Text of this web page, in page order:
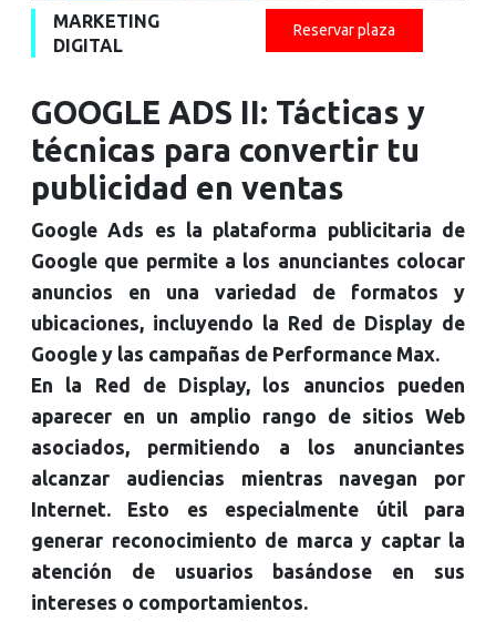
MARKETING
DIGITAL
Reservar plaza
GOOGLE ADS II: Tácticas y
técnicas para convertir tu
publicidad en ventas
Google Ads es la plataforma publicitaria de
Google que permite a los anunciantes colocar
anuncios en una variedad de formatos y
ubicaciones, incluyendo la Red de Display de
Google y las campañas de Performance Max.
En la Red de Display, los anuncios pueden
aparecer en un amplio rango de sitios Web
asociados, permitiendo a los anunciantes
alcanzar audiencias mientras navegan por
Internet. Esto es especialmente útil para
generar reconocimiento de marca y captar la
atención de usuarios basándose en sus
intereses o comportamientos.